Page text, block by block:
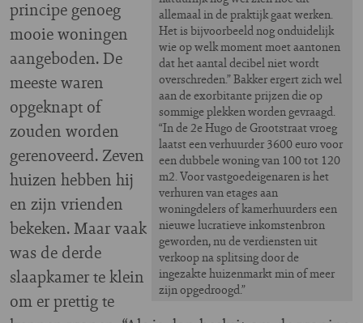
allemaal in de praktijk gaat werken.
Het is bijvoorbeeld nog onduidelijk
wie op welk moment moet aantonen
dat het aantal decibel niet wordt
overschreden.” Bakker ergert zich wel
aan de exorbitante prijzen die op
sommige plekken worden gevraagd.
“In de 2e Hugo de Grootstraat vroeg
laatst een verhuurder 3600 euro voor
een dubbele woning van 100 tot 120
m2. Voor vastgoedeigenaren is het
verhuren van etages aan
woningdelers of kamerhuurders een
nieuwe lucratieve inkomstenbron
geworden, nu de verdiensten uit
verkoop na splitsing door de
ingezakte huizenmarkt min of meer
zijn opgedroogd.”
principe genoeg
mooie woningen
aangeboden. De
meeste waren
opgeknapt of
zouden worden
gerenoveerd. Zeven
huizen hebben hij
en zijn vrienden
bekeken. Maar vaak
was de derde
slaapkamer te klein
om er prettig te